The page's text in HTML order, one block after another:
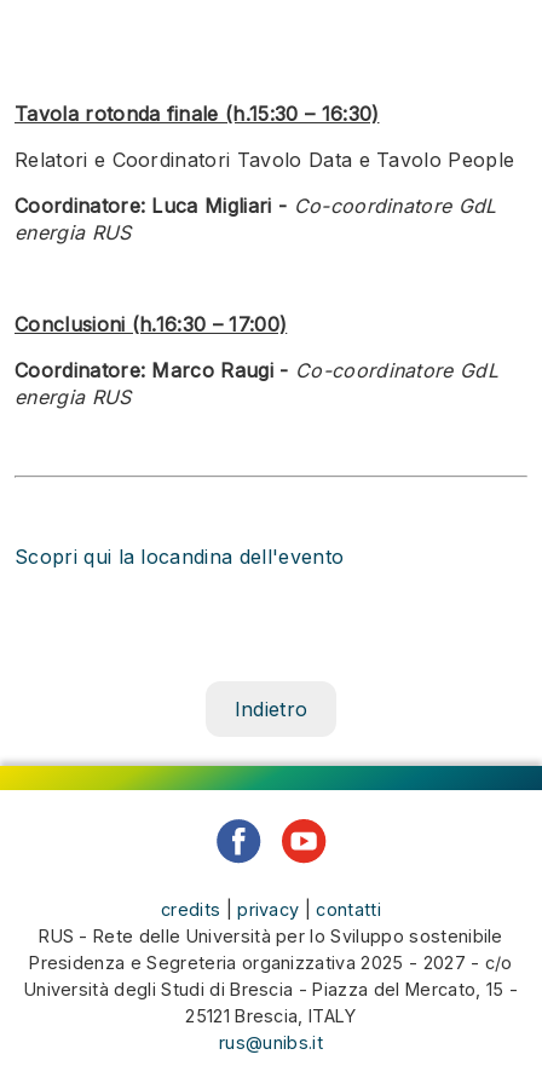
Tavola rotonda finale (h.15:30 – 16:30)
Relatori e Coordinatori Tavolo Data e Tavolo People
Coordinatore: Luca Migliari - Co-coordinatore GdL
energia RUS
Conclusioni (h.16:30 – 17:00)
Coordinatore: Marco Raugi - Co-coordinatore GdL
energia RUS
Scopri qui la locandina dell'evento
Indietro
credits |privacy |contatti
RUS - Rete delle Università per lo Sviluppo sostenibile
Presidenza e Segreteria organizzativa 2025 - 2027 - c/o
Università degli Studi di Brescia - Piazza del Mercato, 15 -
25121 Brescia, ITALY
rus@unibs.it